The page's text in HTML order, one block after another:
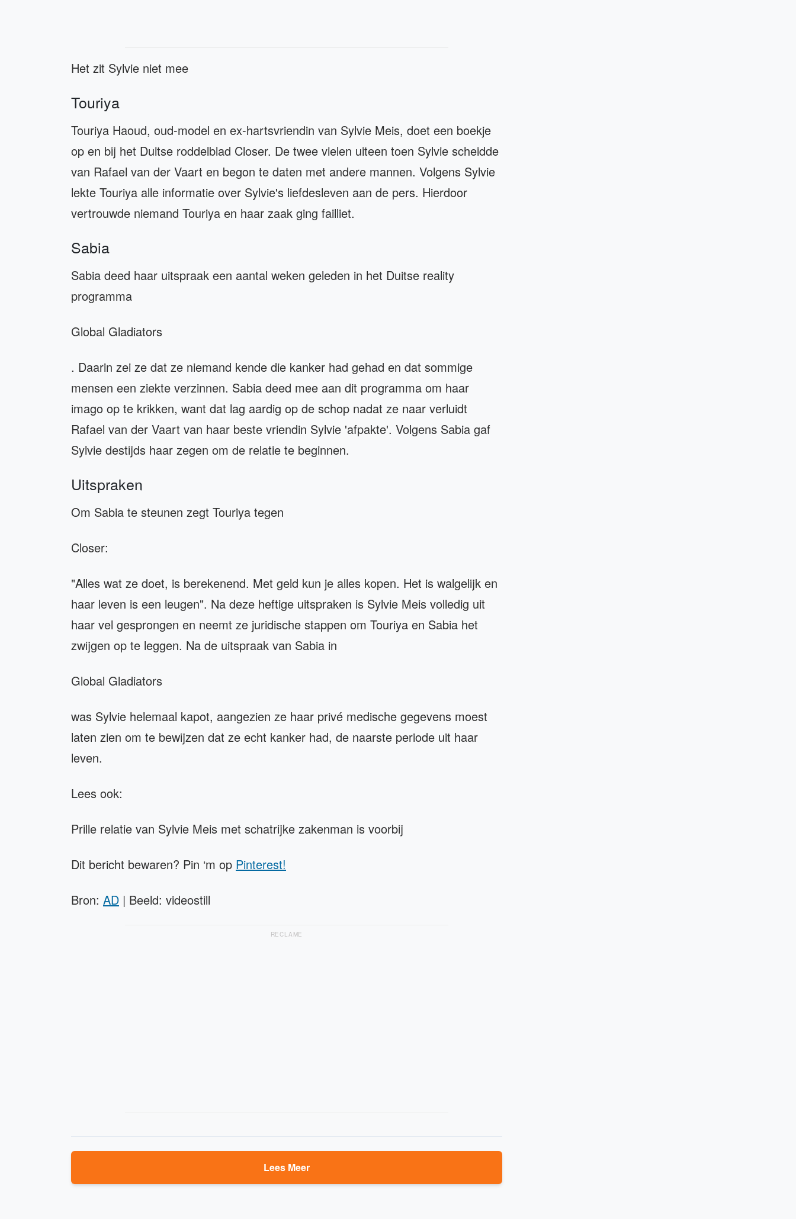
Het zit Sylvie niet mee
Touriya
Touriya Haoud, oud-model en ex-hartsvriendin van Sylvie Meis, doet een boekje
op en bij het Duitse roddelblad Closer. De twee vielen uiteen toen Sylvie scheidde
van Rafael van der Vaart en begon te daten met andere mannen. Volgens Sylvie
lekte Touriya alle informatie over Sylvie's liefdesleven aan de pers. Hierdoor
vertrouwde niemand Touriya en haar zaak ging failliet.
Sabia
Sabia deed haar uitspraak een aantal weken geleden in het Duitse reality
programma
Global Gladiators
. Daarin zei ze dat ze niemand kende die kanker had gehad en dat sommige
mensen een ziekte verzinnen. Sabia deed mee aan dit programma om haar
imago op te krikken, want dat lag aardig op de schop nadat ze naar verluidt
Rafael van der Vaart van haar beste vriendin Sylvie 'afpakte'. Volgens Sabia gaf
Sylvie destijds haar zegen om de relatie te beginnen.
Uitspraken
Om Sabia te steunen zegt Touriya tegen
Closer:
"Alles wat ze doet, is berekenend. Met geld kun je alles kopen. Het is walgelijk en
haar leven is een leugen". Na deze heftige uitspraken is Sylvie Meis volledig uit
haar vel gesprongen en neemt ze juridische stappen om Touriya en Sabia het
zwijgen op te leggen. Na de uitspraak van Sabia in
Global Gladiators
was Sylvie helemaal kapot, aangezien ze haar privé medische gegevens moest
laten zien om te bewijzen dat ze echt kanker had, de naarste periode uit haar
leven.
Lees ook:
Prille relatie van Sylvie Meis met schatrijke zakenman is voorbij
Dit bericht bewaren? Pin ‘m op Pinterest!
Bron: AD | Beeld: videostill
RECLAME
Lees Meer